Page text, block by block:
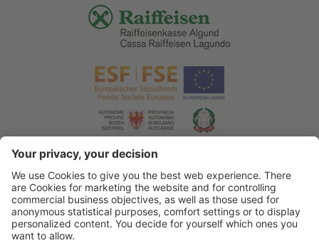
© 2026 Associazione Turistica di Lagundo . Credits .
Informativa privacy . Dichiarazione di accessibilità . Sitemap .
Impostazioni cookie